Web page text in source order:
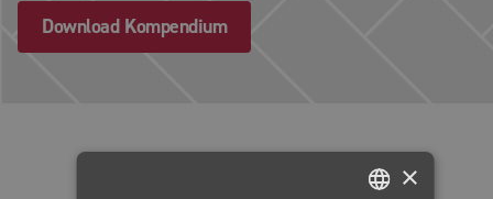
Download Kompendium
×